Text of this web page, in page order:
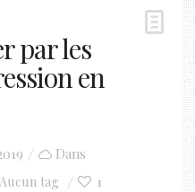
par les
en
Dans
Aucun tag 1